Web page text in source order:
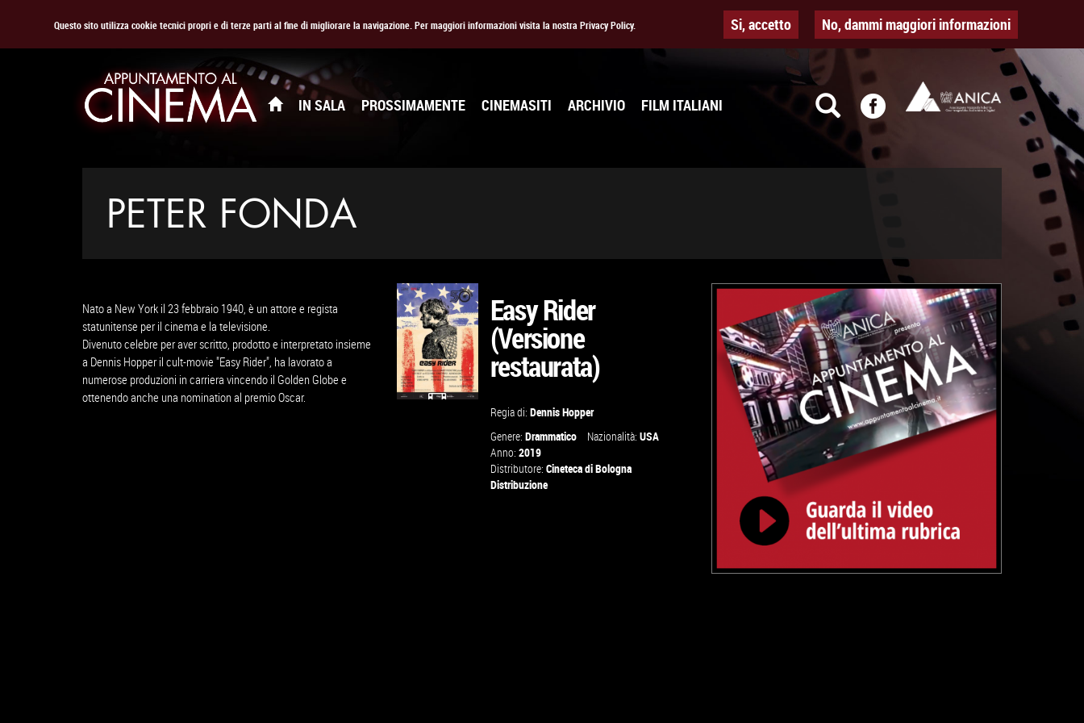
Questo sito utilizza cookie tecnici propri e di terze parti al fine di migliorare la navigazione. Per maggiori informazioni visita la nostra Privacy Policy. Si, accetto No, dammi maggiori informazioni
IN SALA PROSSIMAMENTE CINEMASITI ARCHIVIO FILM ITALIANI
PETER FONDA
Nato a New York il 23 febbraio 1940, è un attore e regista
statunitense per il cinema e la televisione.
Divenuto celebre per aver scritto, prodotto e interpretato insieme
a Dennis Hopper il cult-movie "Easy Rider", ha lavorato a
numerose produzioni in carriera vincendo il Golden Globe e
ottenendo anche una nomination al premio Oscar.
Easy Rider
(Versione
restaurata)
Regia di: Dennis Hopper
Genere: Drammatico Nazionalità: USA
Anno: 2019
Distributore: Cineteca di Bologna
Distribuzione